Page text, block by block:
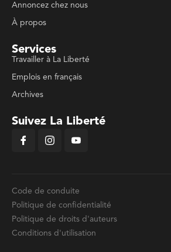
Annoncez chez nous
À propos
Services
Travailler à La Liberté
Emplois en français
Archives
Suivez La Liberté
Code de conduite
Politique de confidentialité
Politique de droits d'auteurs
Conditions d'utilisation